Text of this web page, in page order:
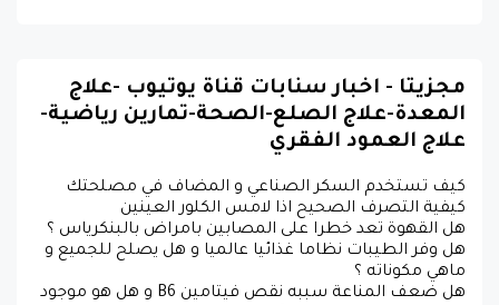
مجزيتا - اخبار سنابات قناة يوتيوب -علاج
المعدة-علاج الصلع-الصحة-تمارين رياضية-
علاج العمود الفقري
كيف تستخدم السكر الصناعي و المضاف في مصلحتك
كيفية التصرف الصحيح اذا لامس الكلور العينين
هل القهوة تعد خطرا على المصابين بامراض بالبنكرياس ؟
هل وفر الطيبات نظاما غذائيا عالميا و هل يصلح للجميع و
ماهي مكوناته ؟
هل ضعف المناعة سببه نقص فيتامين B6 و هل هو موجود